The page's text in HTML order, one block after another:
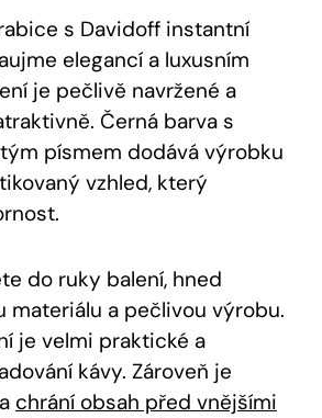
s Davidoff instantní
elegancí a luxusním
je pečlivě navržené a
Černá barva s
písmem dodává výrobku
vzhled, který
do ruky balení, hned
materiálu a pečlivou výrobu.
je velmi praktické a
kávy. Zároveň je
chrání obsah před vnějšími